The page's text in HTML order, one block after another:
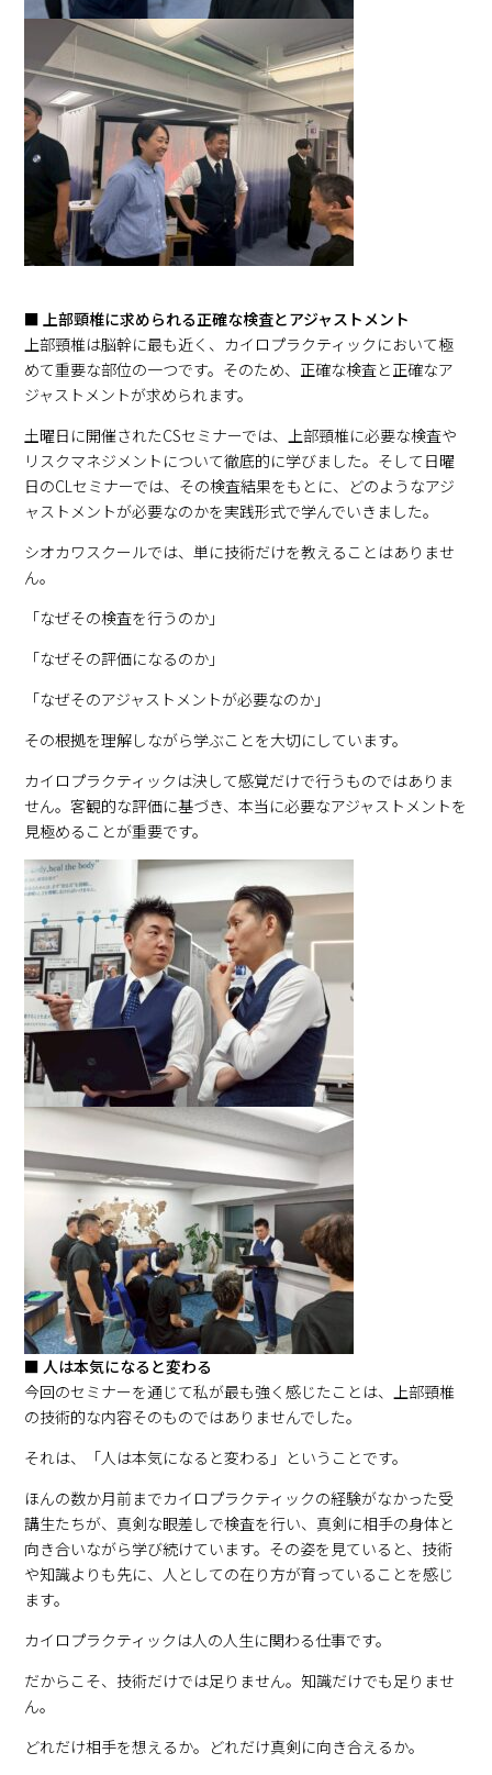
■ 上部頸椎に求められる正確な検査とアジャストメント
上部頸椎は脳幹に最も近く、カイロプラクティックにおいて極
めて重要な部位の一つです。そのため、正確な検査と正確なア
ジャストメントが求められます。
土曜日に開催されたCSセミナーでは、上部頸椎に必要な検査や
リスクマネジメントについて徹底的に学びました。そして日曜
日のCLセミナーでは、その検査結果をもとに、どのようなアジ
ャストメントが必要なのかを実践形式で学んでいきました。
シオカワスクールでは、単に技術だけを教えることはありませ
ん。
「なぜその検査を行うのか」
「なぜその評価になるのか」
「なぜそのアジャストメントが必要なのか」
その根拠を理解しながら学ぶことを大切にしています。
カイロプラクティックは決して感覚だけで行うものではありま
せん。客観的な評価に基づき、本当に必要なアジャストメントを
見極めることが重要です。
■ 人は本気になると変わる
今回のセミナーを通じて私が最も強く感じたことは、上部頸椎
の技術的な内容そのものではありませんでした。
それは、「人は本気になると変わる」ということです。
ほんの数か月前までカイロプラクティックの経験がなかった受
講生たちが、真剣な眼差しで検査を行い、真剣に相手の身体と
向き合いながら学び続けています。その姿を見ていると、技術
や知識よりも先に、人としての在り方が育っていることを感じ
ます。
カイロプラクティックは人の人生に関わる仕事です。
だからこそ、技術だけでは足りません。知識だけでも足りませ
ん。
どれだけ相手を想えるか。どれだけ真剣に向き合えるか。